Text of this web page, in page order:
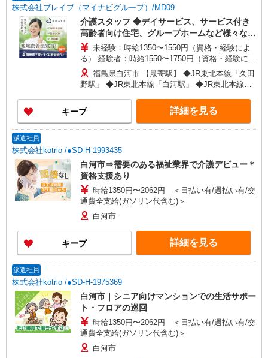
株式会社ブレイブ（マイナビグループ）/MD09
介護スタッフ ◆デイサービス、サービス付き
高齢者向け住宅、グループホームなど様々な勤
務先から選べます。
未経験：時給1350〜1550円（資格・経験によ
る） 経験者：時給1550〜1750円（資格・経験によ
る） ◎月収例 時給1750円×1日8時間×22日（週5
日）＝30万8000円 ◆昇給あり ◆支払い方法 ※日
払い/週払い/月払い対応も可能です。詳しくは面談
時にご相談ください。 ◆交通費：別途全額支給 ※
当社規定あり
福島県白河市 【最寄駅】 ◆JR東北本線「久田
野駅」 ◆JR東北本線「白河駅」 ◆JR東北本線
す！
キープ 詳細を見る
派遣社員
株式会社kotrio /●SD-H-1993435
白河市⇒需要のある福祉業界で介護デビュー＊
資格支援あり
時給1350円〜2062円 ＜日払い有/週払い有/交
通費全支給(ガソリン代含む)＞
白河市
キープ 詳細を見る
派遣社員
株式会社kotrio /●SD-H-1975369
白河市｜シニア向けマンションでの生活サポー
ト・フロアの巡回
時給1350円〜2062円 ＜日払い有/週払い有/交
通費全支給(ガソリン代含む)＞
白河市